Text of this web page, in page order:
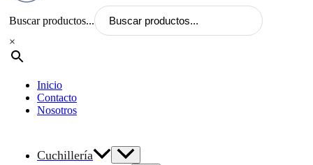
Buscar productos...
×
Inicio
Contacto
Nosotros
Cuchillería